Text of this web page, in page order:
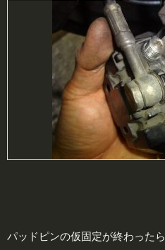
パッドピンの仮固定が終わったら